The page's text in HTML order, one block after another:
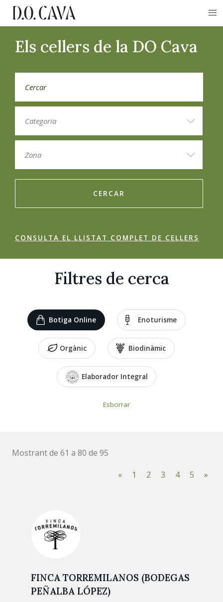
Els cellers de la DO Cava
CERCAR
CONSULTA EL LLISTAT COMPLET DE CELLERS
Filtres de cerca
Botiga Online Enoturisme
Orgànic Biodinàmic
Elaborador Integral
Esborrar
Mostrant de 61 a 80 de 95
«
1 2 3 4 5 »
FINCA TORREMILANOS (BODEGAS
PEÑALBA LÓPEZ)